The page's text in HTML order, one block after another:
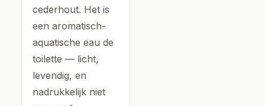
cederhout. Het is
een aromatisch-
aquatische eau de
toilette — licht,
levendig, en
nadrukkelijk niet